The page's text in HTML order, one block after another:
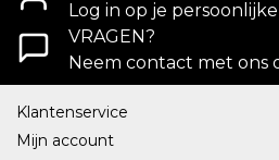
Log in op je
VRAGEN?
Neem contact met ons
Klantenservice
Mijn account